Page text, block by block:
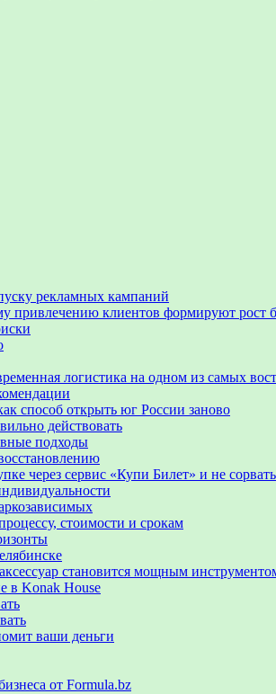
рекламных кампаний
привлечению клиентов формируют рост
логистика на одном из самых
способ открыть юг России заново
действовать
подходы
через сервис «Купи Билет» и не
стоимости и срокам
становится мощным
в Konak House
ваши деньги
от Formula.bz